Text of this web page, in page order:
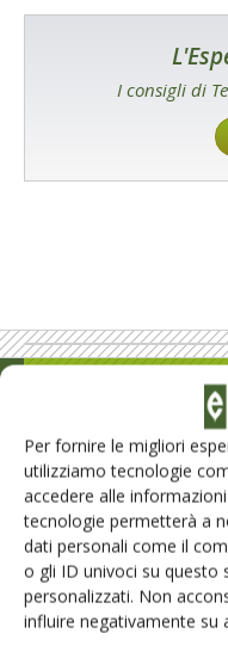
Per fornire le migliori
utilizziamo tecnologie
accedere alle
tecnologie permetterà a
dati personali come il
o gli ID univoci su questo
personalizzati. Non
influire negativamente su
I consigli di
Rimani
Iscriviti alle